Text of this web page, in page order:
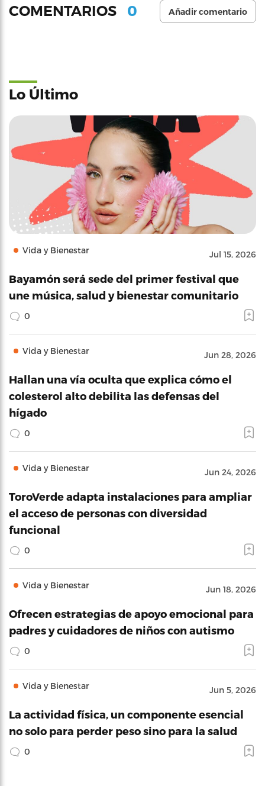
COMENTARIOS 0 Añadir comentario
Lo Último
Vida y Bienestar Jul 15, 2026
Bayamón será sede del primer festival que
une música, salud y bienestar comunitario
0
Vida y Bienestar Jun 28, 2026
Hallan una vía oculta que explica cómo el
colesterol alto debilita las defensas del
hígado
0
Vida y Bienestar Jun 24, 2026
ToroVerde adapta instalaciones para ampliar
el acceso de personas con diversidad
funcional
0
Vida y Bienestar Jun 18, 2026
Ofrecen estrategias de apoyo emocional para
padres y cuidadores de niños con autismo
0
Vida y Bienestar Jun 5, 2026
La actividad física, un componente esencial
no solo para perder peso sino para la salud
0